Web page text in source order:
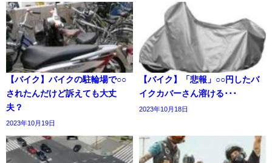
【バイク】バイクの駐輪場で○○
されたんだけど訴えても大丈
夫？
2023年10月19日
【バイク】「悲報」○○円したバ
イクカバーさん溶ける･･･
2023年10月18日